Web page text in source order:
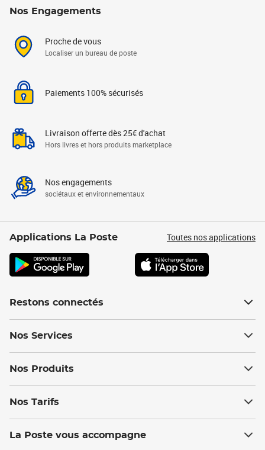
Nos Engagements
Proche de vous
Localiser un bureau de poste
Paiements 100% sécurisés
Livraison offerte dès 25€ d'achat
Hors livres et hors produits marketplace
Nos engagements
sociétaux et environnementaux
Applications La Poste Toutes nos applications
Restons connectés
Nos Services
Nos Produits
Nos Tarifs
La Poste vous accompagne